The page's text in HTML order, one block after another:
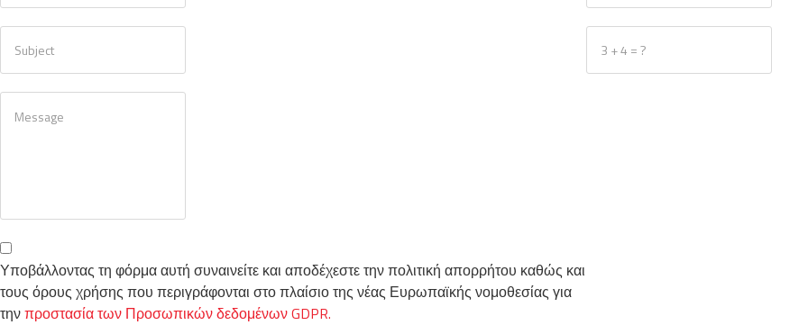
Υποβάλλοντας τη φόρμα αυτή συναινείτε και αποδέχεστε την πολιτική απορρήτου καθώς και
τους όρους χρήσης που περιγράφονται στο πλαίσιο της νέας Ευρωπαϊκής νομοθεσίας για
τηνπροστασία των Προσωπικών δεδομένων GDPR.